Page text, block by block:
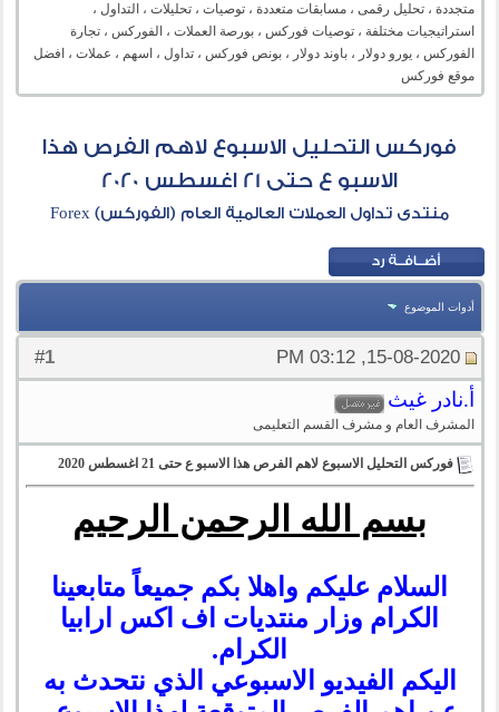
متجددة ، تحليل رقمى ، مسابقات متعددة ، توصيات ، تحليلات ، التداول ،
استراتيجيات مختلفة ، توصيات فوركس ، بورصة العملات ، الفوركس ، تجارة
الفوركس ، يورو دولار ، باوند دولار ، بونص فوركس ، تداول ، اسهم ، عملات ، افضل
موقع فوركس
فوركس التحليل الاسبوع لاهم الفرص هذا
الاسبو ع حتى 21 اغسطس 2020
منتدى تداول العملات العالمية العام (الفوركس) Forex
أدوات الموضوع
#
1 15-08-2020, 03:12 PM
أ.نادر غيث
المشرف العام و مشرف القسم التعليمى
فوركس التحليل الاسبوع لاهم الفرص هذا الاسبو ع حتى 21 اغسطس 2020
بسم الله الرحمن الرحيم
السلام عليكم واهلا بكم جميعاً متابعينا
الكرام وزار منتديات اف اكس ارابيا
الكرام.
اليكم
الفيديو الاسبوعي الذي نتحدث به